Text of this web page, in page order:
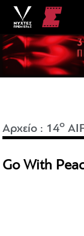
Αρχείο : 14o
Go With